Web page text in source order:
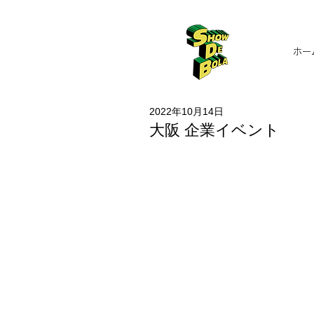
ホー
大阪 企業イベント
2022年10月14日